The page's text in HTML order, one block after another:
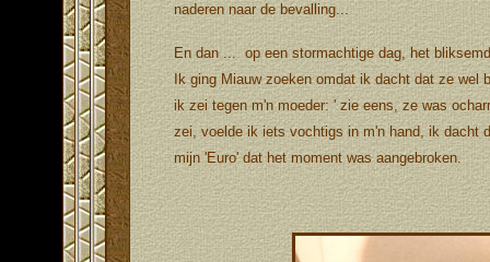
naderen naar de bevalling...
En dan ... op een stormachtige dag, het
Ik ging Miauw zoeken omdat ik dacht dat ze wel
ik zei tegen m'n moeder: ' zie eens, ze was
zei, voelde ik iets vochtigs in m'n hand, ik dacht
mijn 'Euro' dat het moment was aangebroken.